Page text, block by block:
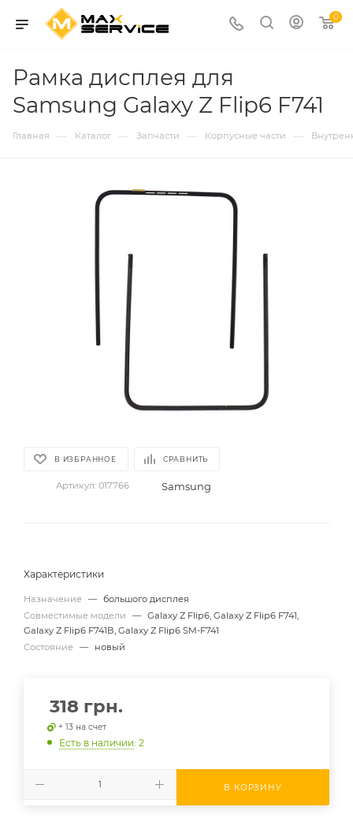
0
Рамка дисплея для
Samsung Galaxy Z Flip6 F741
Главная — Каталог — Запчасти — Корпусные части —
В ИЗБРАННОЕ СРАВНИТЬ
Артикул: 017766 Samsung
Характеристики
Назначение — большого дисплея
Совместимые модели
— Galaxy Z Flip6, Galaxy Z Flip6 F741,
Galaxy Z Flip6 F741B, Galaxy Z Flip6 SM-F741
Состояние — новый
318 грн.
+ 13 на счет
Есть в наличии: 2
В КОРЗИНУ